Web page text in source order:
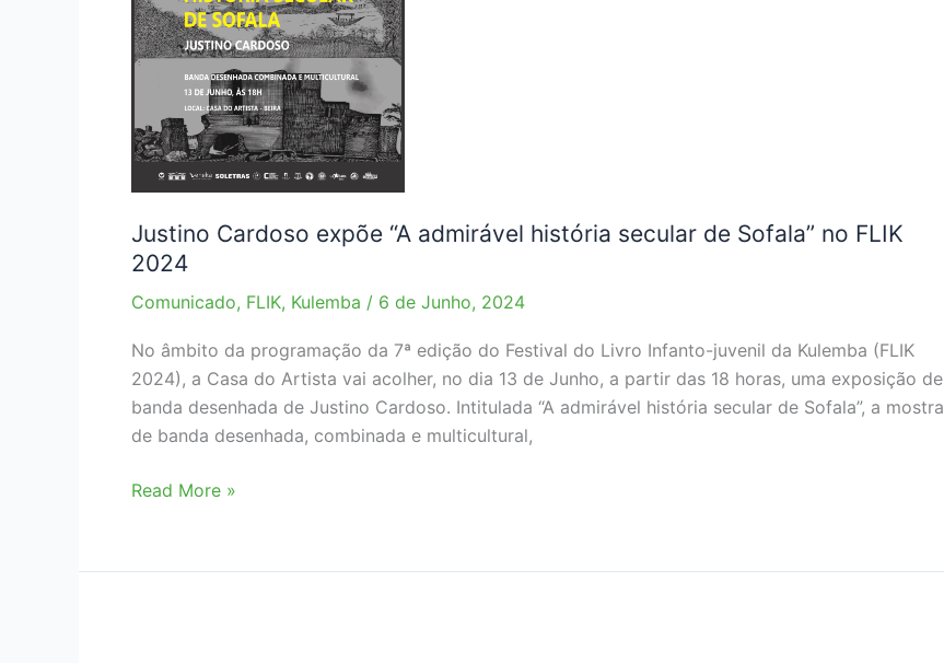
Justino Cardoso expõe “A admirável história secular de Sofala” no FLIK
2024
Comunicado, FLIK, Kulemba / 6 de Junho, 2024
No âmbito da programação da 7ª edição do Festival do Livro Infanto-juvenil da Kulemba (FLIK
2024), a Casa do Artista vai acolher, no dia 13 de Junho, a partir das 18 horas, uma exposição de
banda desenhada de Justino Cardoso. Intitulada “A admirável história secular de Sofala”, a mostra
de banda desenhada, combinada e multicultural,
Justino
“A
Read More »